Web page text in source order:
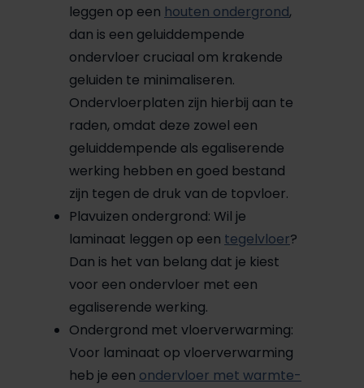
leggen op een houten ondergrond,
dan is een geluiddempende
ondervloer cruciaal om krakende
geluiden te minimaliseren.
Ondervloerplaten zijn hierbij aan te
raden, omdat deze zowel een
geluiddempende als egaliserende
werking hebben en goed bestand
zijn tegen de druk van de topvloer.
Plavuizen ondergrond: Wil je
laminaat leggen op een tegelvloer?
Dan is het van belang dat je kiest
voor een ondervloer met een
egaliserende werking.
Ondergrond met vloerverwarming:
Voor laminaat op vloerverwarming
heb je een ondervloer met warmte-